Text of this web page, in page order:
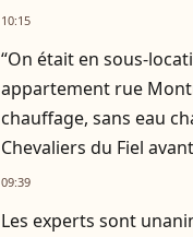
10:15
“On était en sous-
appartement rue
chauffage, sans eau
Chevaliers du Fiel
09:39
Les experts sont